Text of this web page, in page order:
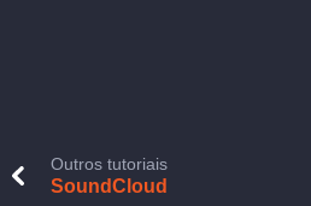
Outros tutoriais
SoundCloud